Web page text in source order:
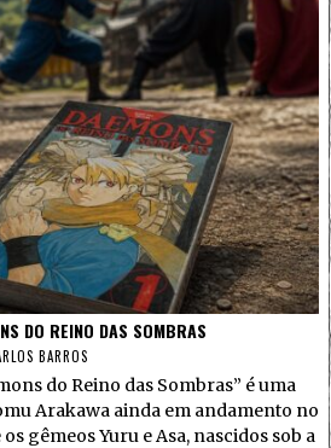
DO REINO DAS SOMBRAS
BARROS
do Reino das Sombras” é uma
Arakawa ainda em andamento no
gêmeos Yuru e Asa, nascidos sob a